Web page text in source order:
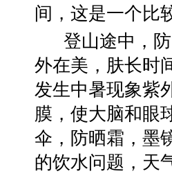
间，这是一个比
登山途中，防
外在美，肤长时
发生中暑现象紫
膜，使大脑和眼
伞，防晒霜，墨
的饮水问题，天